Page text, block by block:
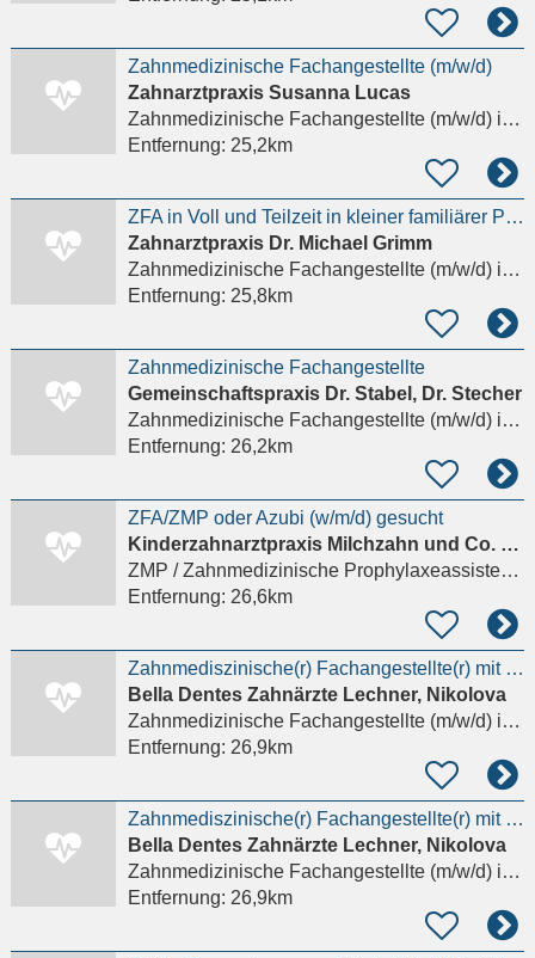
Zahnmedizinische Fachangestellte (m/w/d)
Zahnarztpraxis Susanna Lucas
Zahnmedizinische Fachangestellte (m/w/d)in Gräfelfing
Entfernung: 25,2km
ZFA in Voll und Teilzeit in kleiner familiärer Praxis in Putzbrunn
Zahnarztpraxis Dr. Michael Grimm
Zahnmedizinische Fachangestellte (m/w/d)in Putzbrunn, Waldkolonie
Entfernung: 25,8km
Zahnmedizinische Fachangestellte
Gemeinschaftspraxis Dr. Stabel, Dr. Stecher
Zahnmedizinische Fachangestellte (m/w/d)in Ottobrunn
Entfernung: 26,2km
ZFA/ZMP oder Azubi (w/m/d) gesucht
Kinderzahnarztpraxis Milchzahn und Co. Dr. Marisa Grötsch
ZMP / Zahnmedizinische Prophylaxeassistenz (m/w/d)
Entfernung: 26,6km
Zahnmediszinische(r) Fachangestellte(r) mit Herz im Herzen von Pfaffenhofen
Bella Dentes Zahnärzte Lechner, Nikolova
Zahnmedizinische Fachangestellte (m/w/d)in Altomünster
Entfernung: 26,9km
Zahnmediszinische(r) Fachangestellte(r) mit Herz im Herzen von Pfaffenhofen
Bella Dentes Zahnärzte Lechner, Nikolova
Zahnmedizinische Fachangestellte (m/w/d)in Altomünster
Entfernung: 26,9km